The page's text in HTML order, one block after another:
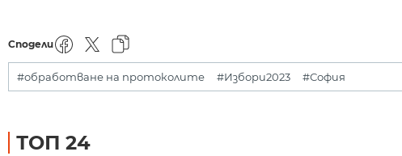
Сподели
#обработване на протоколите #Избори2023 #София
ТОП 24